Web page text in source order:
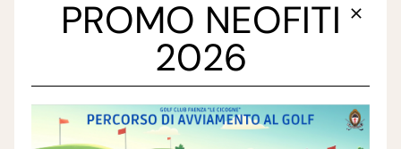
SCOPRI DI PIÙ
PROMO NEOFITI
2026